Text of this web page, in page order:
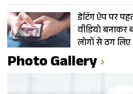
डेटिंग ऐप पर
वीडियो बनाकर
लोगों से ठग
Photo Gallery